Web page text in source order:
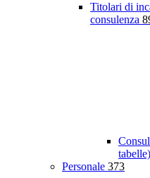
Titolari di
consulenza
tabelle)
Personale 373